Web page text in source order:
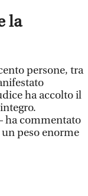
la
persone, tra
ha accolto il
ha commentato
peso enorme